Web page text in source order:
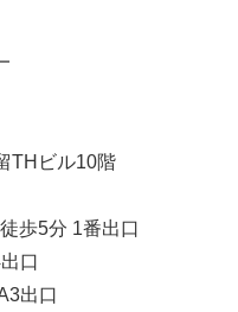
THビル10階
歩5分 1番出口
口
出口